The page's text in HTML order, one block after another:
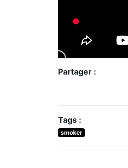
Partager :
Tags :
smoker